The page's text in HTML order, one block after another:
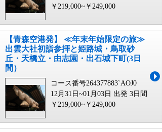
￥219,000~￥249,000
【青森空港発】 ≪年末年始限定の旅≫
出雲大社初詣参拝と姫路城・鳥取砂
丘・天橋立・由志園・出石城下町(3日
間）
コース番号264377883`AOJ0
12月31日~01月03日 出発 3日間
￥219,000~￥249,000